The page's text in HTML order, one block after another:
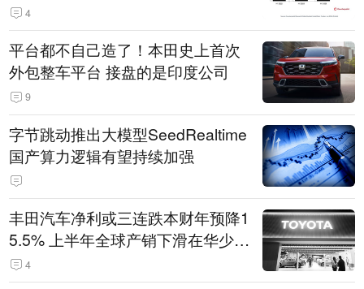
4
平台都不自己造了！本田史上首次
外包整车平台 接盘的是印度公司
9
字节跳动推出大模型SeedRealtime
国产算力逻辑有望持续加强
丰田汽车净利或三连跌本财年预降1
5.5% 上半年全球产销下滑在华少卖
14.3万辆
4